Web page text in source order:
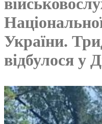
України.
відбулося у